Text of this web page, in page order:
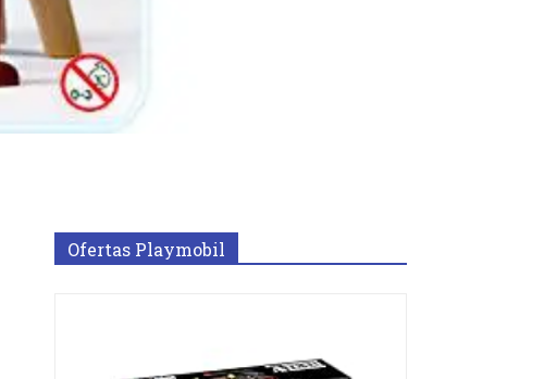
Ofertas Playmobil